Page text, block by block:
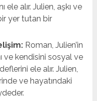
ele alır. Julien, aşkı ve
yer tutan bir
Roman, Julien’in
ve kendisini sosyal ve
ele alır. Julien,
ve hayatındaki